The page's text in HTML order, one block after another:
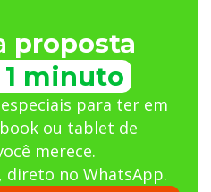
proposta
minuto
para ter em
ou tablet de
merece.
no WhatsApp.